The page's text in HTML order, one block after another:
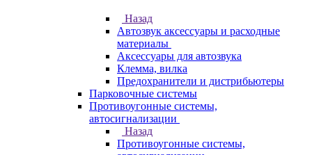
Назад
Автозвук аксессуары и расходные
материалы
Аксессуары для автозвука
Клемма, вилка
Предохранители и дистрибьютеры
Парковочные системы
Противоугонные системы,
автосигнализации
Назад
Противоугонные системы,